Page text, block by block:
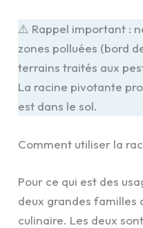
⚠️ Rappel important :
zones polluées (bord
terrains traités aux
La racine pivotante
est dans le sol.
Comment utiliser la
Pour ce qui est des
deux grandes familles
culinaire. Les deux